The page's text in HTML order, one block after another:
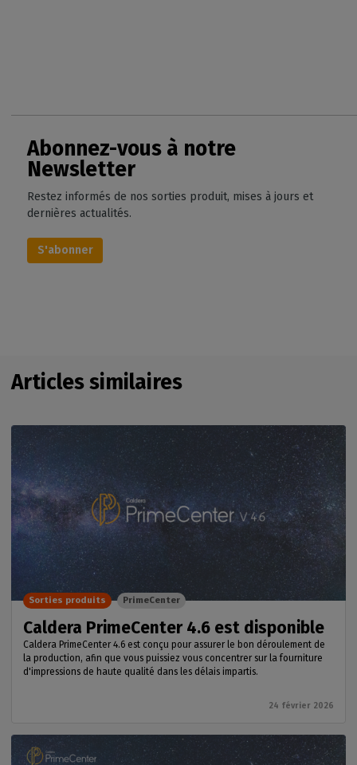
Abonnez-vous à notre
Newsletter
Restez informés de nos sorties produit, mises à jours et
dernières actualités.
S'abonner
Articles similaires
Caldera PrimeCenter 4.6 est disponible
Caldera PrimeCenter 4.6 est conçu pour assurer le bon déroulement de
la production, afin que vous puissiez vous concentrer sur la fourniture
d'impressions de haute qualité dans les délais impartis.
24 février 2026
Sorties produits PrimeCenter